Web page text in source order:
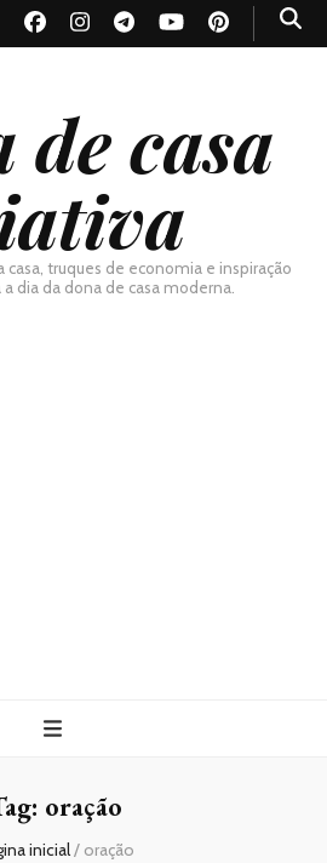
de casa
casa, truques de economia e inspiração
a dia da dona de casa moderna.
oração
inicial/ oração